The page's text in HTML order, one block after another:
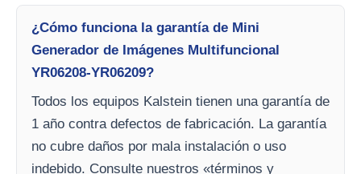
¿Cómo funciona la garantía de Mini
Generador de Imágenes Multifuncional
YR06208-YR06209?
Todos los equipos Kalstein tienen una garantía de
1 año contra defectos de fabricación. La garantía
no cubre daños por mala instalación o uso
indebido. Consulte nuestros «términos y